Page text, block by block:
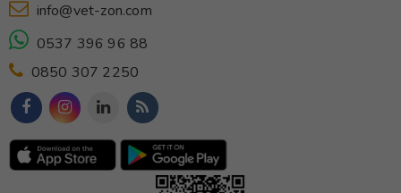
info@vet-zon.com
0537 396 96 88
0850 307 2250